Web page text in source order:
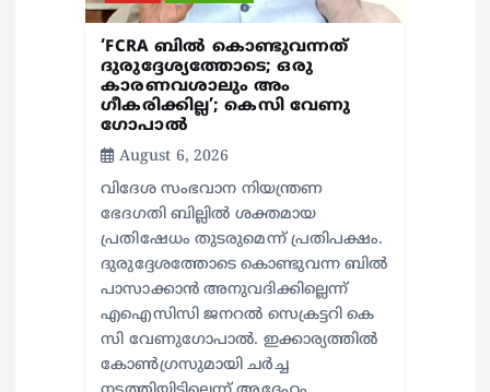
‘FCRA ബിൽ കൊണ്ടുവന്നത്
ദുരുദ്ദേശ്യത്തോടെ; ഒരു
കാരണവശാലും അം​
ഗീകരിക്കില്ല’; കെസി വേണു​
ഗോപാൽ
August 6, 2026
വിദേശ സംഭവാന നിയന്ത്രണ
ഭേദഗതി ബില്ലിൽ ശക്തമായ
പ്രതിഷേധം തുടരുമെന്ന് പ്രതിപക്ഷം.
ദുരുദ്ദേശത്തോടെ കൊണ്ടുവന്ന ബിൽ
പാസാക്കാൻ അനുവദിക്കില്ലെന്ന്
എഐസിസി ജനറൽ സെക്രട്ടറി കെ
സി വേണുഗോപാൽ. ഇക്കാര്യത്തിൽ
കോൺഗ്രസുമായി ചർച്ച